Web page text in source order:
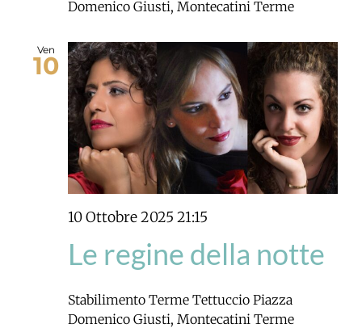
Domenico Giusti, Montecatini Terme
Ven
10
10 Ottobre 2025 21:15
Le regine della notte
Stabilimento Terme Tettuccio Piazza
Domenico Giusti, Montecatini Terme